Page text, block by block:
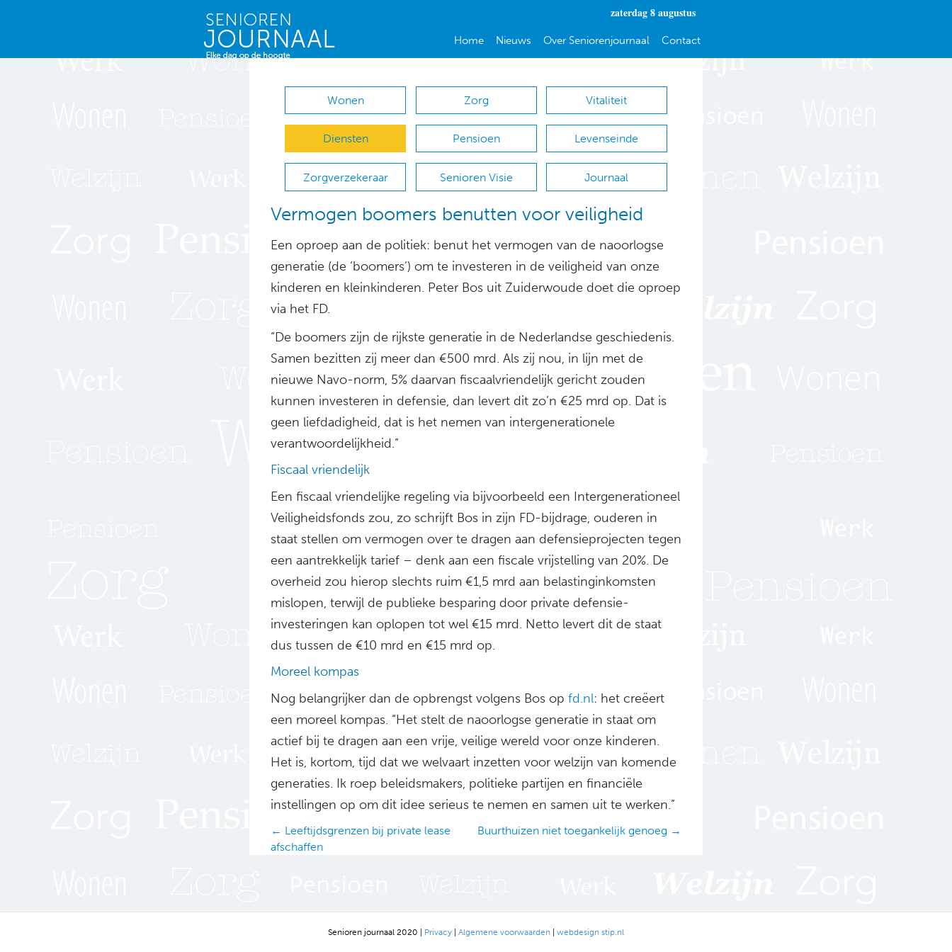
zaterdag 8 augustus
Home Nieuws Over Seniorenjournaal Contact
Wonen Zorg Vitaliteit
Diensten Pensioen Levenseinde
Zorgverzekeraar Senioren Visie Journaal
Vermogen boomers benutten voor veiligheid
Een oproep aan de politiek: benut het vermogen van de naoorlogse
generatie (de ‘boomers’) om te investeren in de veiligheid van onze
kinderen en kleinkinderen. Peter Bos uit Zuiderwoude doet die oproep
via het FD.
“De boomers zijn de rijkste generatie in de Nederlandse geschiedenis.
Samen bezitten zij meer dan €500 mrd. Als zij nou, in lijn met de
nieuwe Navo-norm, 5% daarvan fiscaalvriendelijk gericht zouden
kunnen investeren in defensie, dan levert dit zo’n €25 mrd op. Dat is
geen liefdadigheid, dat is het nemen van intergenerationele
verantwoordelijkheid.”
Fiscaal vriendelijk
Een fiscaal vriendelijke regeling via bijvoorbeeld een Intergenerationeel
Veiligheidsfonds zou, zo schrijft Bos in zijn FD-bijdrage, ouderen in
staat stellen om vermogen over te dragen aan defensieprojecten tegen
een aantrekkelijk tarief – denk aan een fiscale vrijstelling van 20%. De
overheid zou hierop slechts ruim €1,5 mrd aan belastinginkomsten
mislopen, terwijl de publieke besparing door private defensie-
investeringen kan oplopen tot wel €15 mrd. Netto levert dit de staat
dus tussen de €10 mrd en €15 mrd op.
Moreel kompas
Nog belangrijker dan de opbrengst volgens Bos op fd.nl: het creëert
een moreel kompas. “Het stelt de naoorlogse generatie in staat om
actief bij te dragen aan een vrije, veilige wereld voor onze kinderen.
Het is, kortom, tijd dat we welvaart inzetten voor welzijn van komende
generaties. Ik roep beleidsmakers, politieke partijen en financiële
instellingen op om dit idee serieus te nemen en samen uit te werken.”
Posts
navigation
← Leeftijdsgrenzen bij private lease
afschaffen
Buurthuizen niet toegankelijk genoeg →
Senioren journaal 2020 | Privacy | Algemene voorwaarden | webdesign stip.nl